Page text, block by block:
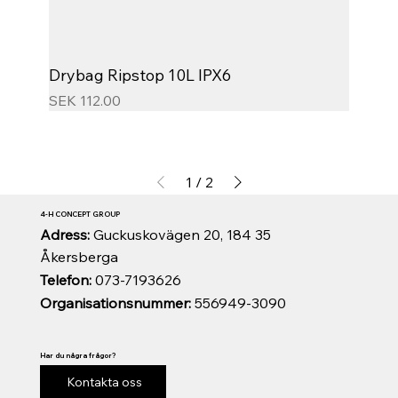
Drybag Ripstop 10L IPX6
Price
SEK 112.00
1 / 2
Organisationsnummer:556949-3090
Telefon:073-7193626
Adress: Guckuskovägen 20, 184 35
Åkersberga
4-H CONCEPT GROUP
Har du några frågor?
Kontakta oss